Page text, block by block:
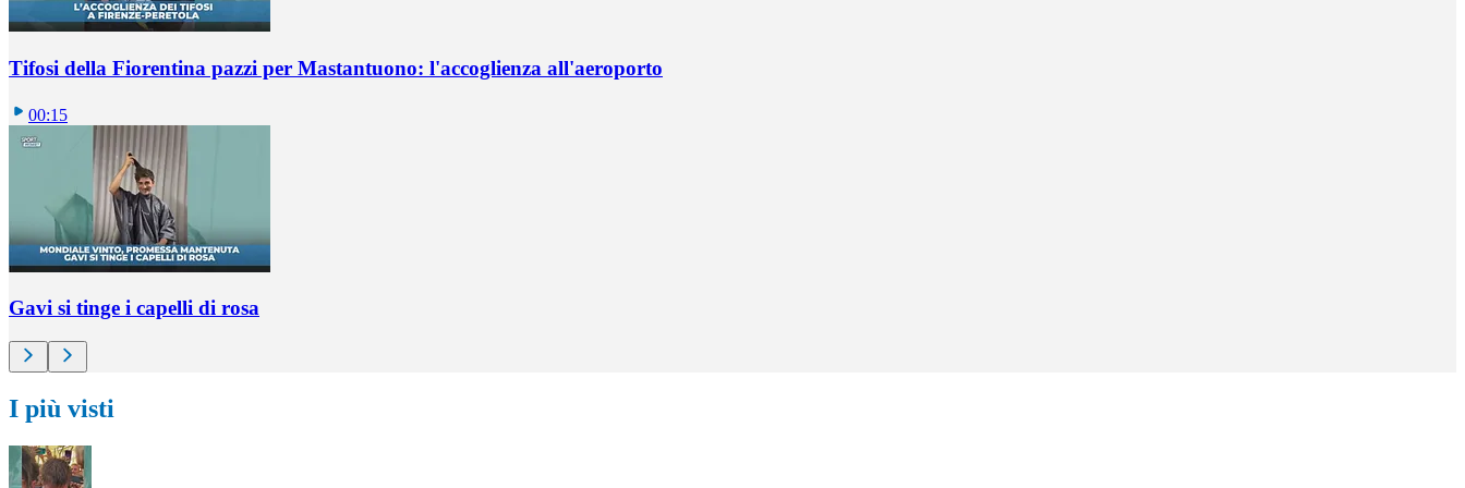
Tifosi della Fiorentina pazzi per Mastantuono: l'accoglienza all'aeroporto
00:15
Gavi si tinge i capelli di rosa
I più visti